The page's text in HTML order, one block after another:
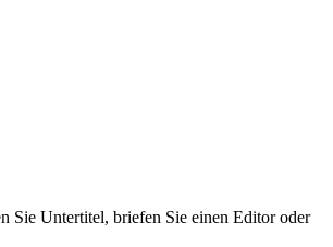
Sie Untertitel, briefen Sie einen Editor oder